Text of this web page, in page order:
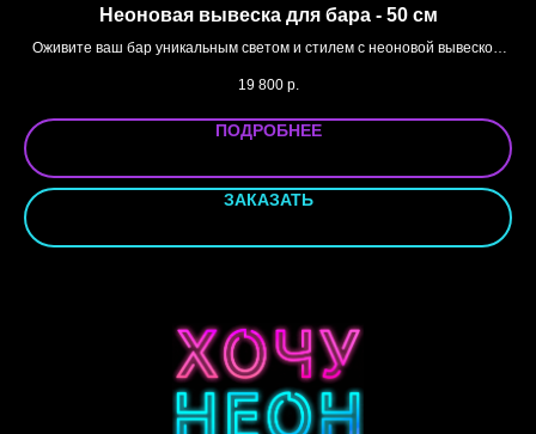
Неоновая вывеска для бара - 50 см
Оживите ваш бар уникальным светом и стилем с неоновой вывеской,
гостеприимства и развлечения
19 800 р.
ПОДРОБНЕЕ
ЗАКАЗАТЬ